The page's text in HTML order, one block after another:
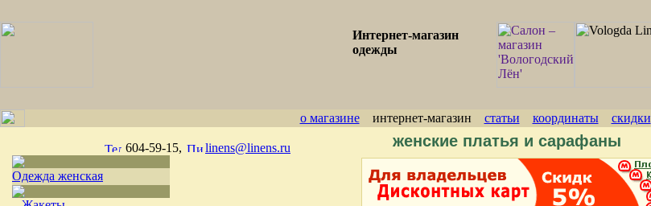
Интернет-магазин
одежды
о магазинеинтернет-магазин статьи координаты скидки
604-59-15, linens@linens.ru женские платья и сарафаны
Одежда женская